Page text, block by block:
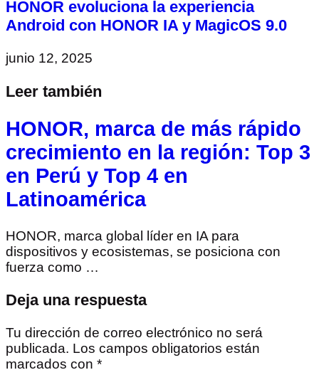
HONOR evoluciona la experiencia
Android con HONOR IA y MagicOS 9.0
junio 12, 2025
Leer también
HONOR, marca de más rápido
crecimiento en la región: Top 3
en Perú y Top 4 en
Latinoamérica
HONOR, marca global líder en IA para
dispositivos y ecosistemas, se posiciona con
fuerza como …
Deja una respuesta
Tu dirección de correo electrónico no será
publicada. Los campos obligatorios están
marcados con *